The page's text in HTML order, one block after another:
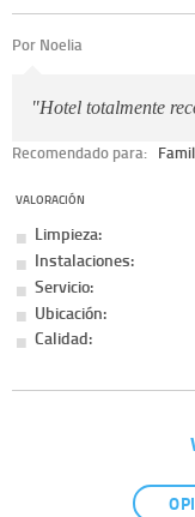
Por Noelia
"Hotel totalmente
Recomendado para:
VALORACIÓN
Limpieza:
Instalaciones:
Servicio:
Ubicación:
Calidad: